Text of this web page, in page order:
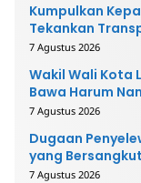
Kumpulkan
Tekankan
7 Agustus 2026
Wakil Wali Kota
Bawa Harum
7 Agustus 2026
Dugaan
yang
Mengembalikan
7 Agustus 2026